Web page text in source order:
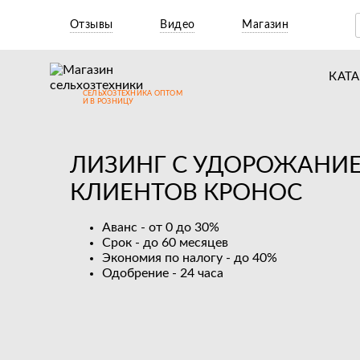
Отзывы Видео Магазин
СЕЛЬХОЗТЕХНИКА ОПТОМ
И В РОЗНИЦУ
ЛИЗИНГ С
КЛИЕНТОВ КРОНОС
Аванс - от 0 до 30%
Срок - до 60 месяцев
Экономия по налогу - до 40%
Одобрение - 24 часа